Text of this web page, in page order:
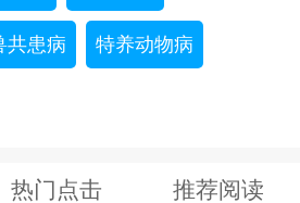
共患病 特养动物病
热门点击 推荐阅读